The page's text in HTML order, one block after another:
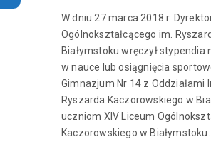
W dniu 27 marca 2018 r.
Ogólnokształcącego im.
Białymstoku wręczył
w nauce lub osiągnięcia
Gimnazjum Nr 14 z Oddziałami
Ryszarda Kaczorowskiego w
uczniom XIV Liceum
Kaczorowskiego w